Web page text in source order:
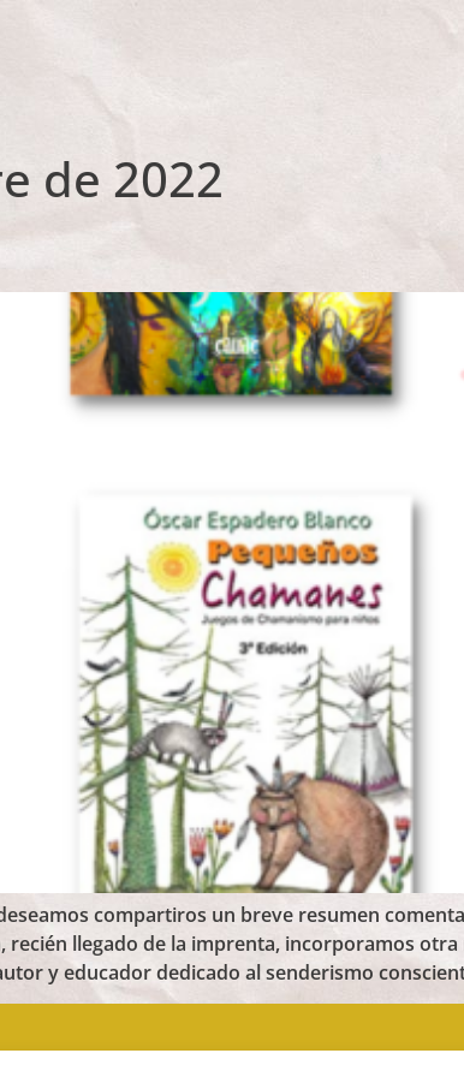
de 2022
compartiros un breve resumen
llegado de la imprenta, incorporamos
y educador dedicado al senderismo